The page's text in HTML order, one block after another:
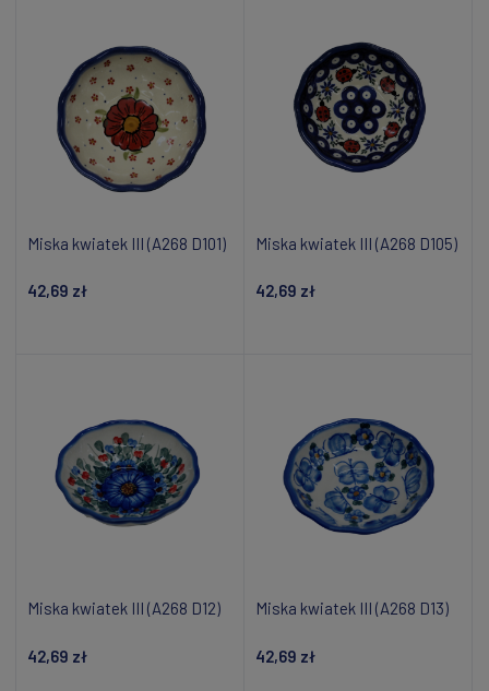
Miska kwiatek III (A268 D101)
42,69 zł
Miska kwiatek III (A268 D105)
42,69 zł
Miska kwiatek III (A268 D12)
42,69 zł
Miska kwiatek III (A268 D13)
42,69 zł